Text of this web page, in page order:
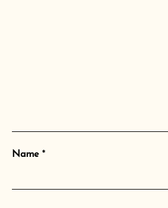
Name *